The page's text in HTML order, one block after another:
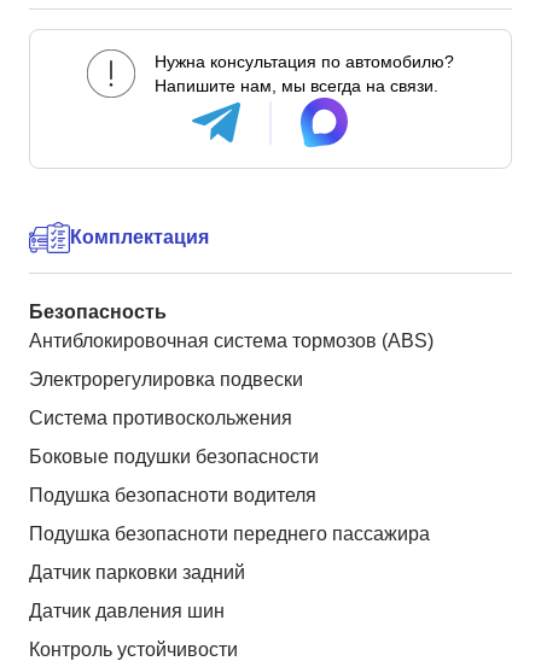
Нужна консультация по автомобилю?
Напишите нам, мы всегда на связи.
Комплектация
Безопасность
Антиблокировочная система тормозов (ABS)
Электрорегулировка подвески
Система противоскольжения
Боковые подушки безопасности
Подушка безопасноти водителя
Подушка безопасноти переднего пассажира
Датчик парковки задний
Датчик давления шин
Контроль устойчивости